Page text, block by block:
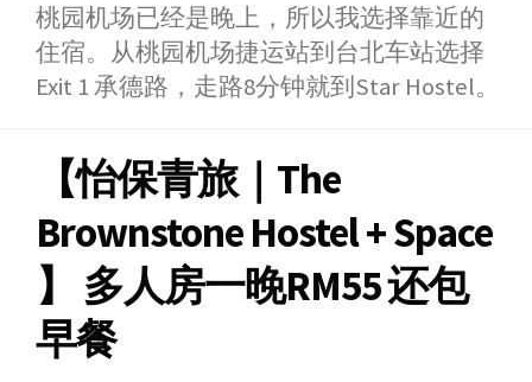
b
o
o
k
e
n
g
e
A
p
p
t
e
r
W
e
e
桃园机场已经是晚上，所以我选择靠近的
住宿。从桃园机场捷运站到台北车站选择
Exit 1 承德路，走路8分钟就到Star Hostel。
【怡保青旅｜The
Brownstone Hostel + Space
】 多人房一晚RM55 还包
早餐